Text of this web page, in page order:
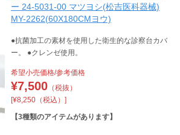
ー 24-5031-00 マツヨシ(松吉医科器械)
MY-2262(60X180CMヨウ)
●抗菌加工の素材を使用した衛生的な診察台カバ
ー。 ●クレンゼ使用。
希望小売価格/参考価格
¥7,500（税抜）
[¥8,250（税込）]
【3種類のアイテムがあります】